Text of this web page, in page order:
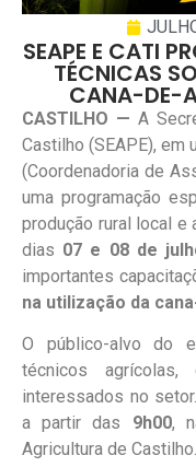
SEAPE E CATI
TÉCNICAS
CANA-DE-
CASTILHO — A
Castilho (SEAPE), em
(Coordenadoria de
uma programação
produção rural local e
dias 07 e 08 de
importantes
na utilização da
O público-alvo do
técnicos
interessados no
a partir das 9h00,
Agricultura de Castilho.